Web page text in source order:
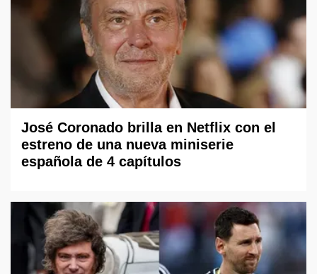
José Coronado brilla en Netflix con el
estreno de una nueva miniserie
española de 4 capítulos